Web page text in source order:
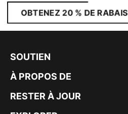
OBTENEZ 20 % DE RABAIS
SOUTIEN
À PROPOS DE
RESTER À JOUR